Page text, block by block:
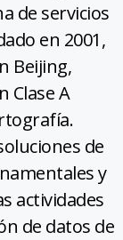
de servicios
en 2001,
Beijing,
Clase A
de
y
actividades
de datos de